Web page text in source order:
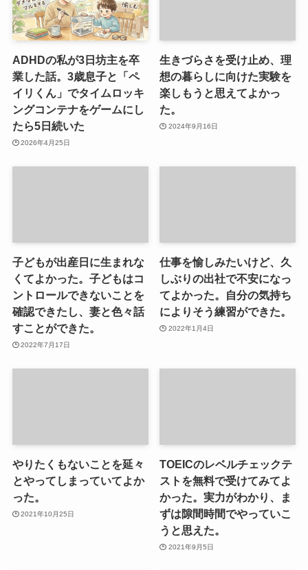
ADHDの私が3日坊主を卒
業した話。3歳息子と「ペ
イリくん」でタイムロッキ
ングコンテナをゲームにし
たら5日続いた
2026年4月25日
生きづらさを受け止め、理
想の暮らしに向けた実験を
楽しもうと思えてよかっ
た。
2024年9月16日
子どもが出産日に生まれな
くてよかった。子どもはコ
ントロールできないことを
確認できたし、妻と色々話
すことができた。
2022年7月17日
仕事を愉しみたいけど、久
しぶりの出社で不安になっ
てよかった。自分の気持ち
によりそう練習ができた。
2022年1月4日
やりたくもないことを延々
とやってしまっていてよか
った。
2021年10月25日
TOEICのレベルチェックテ
ストを無料で受けてみてよ
かった。実力がわかり、ま
ずは隙間時間でやっていこ
うと思えた。
2021年9月5日